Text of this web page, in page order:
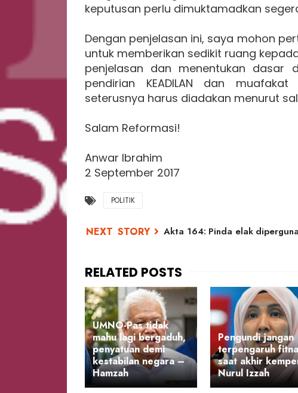
keputusan perlu dimuktamadkan
Dengan penjelasan ini, saya mohon
untuk memberikan sedikit ruang
penjelasan dan menentukan dasar
pendirian KEADILAN dan
seterusnya harus diadakan menurut
Salam Reformasi!
Anwar Ibrahim
2 September 2017
POLITIK
Akta 164: Pinda elak
UMNO-Pas tidak
mahu lagi bergaduh,
penyatuan demi
kestabilan negara –
Hamzah
Pengundi jangan
terpengaruh
saat akhir
Nurul Izzah